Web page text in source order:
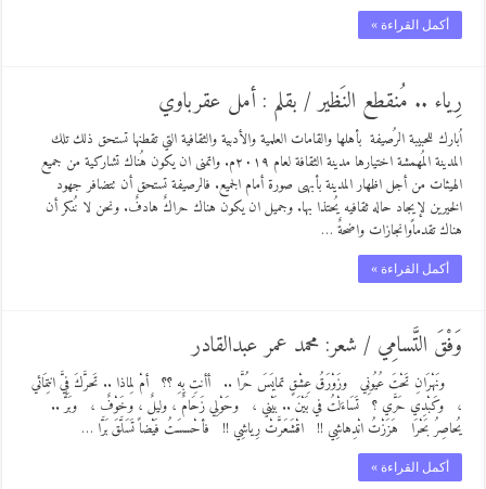
أكمل القراءة »
رِياء .. مُنقطع النَظير / بقلم : أمل عقرباوي
اُبارك للحبيبة الرُصيفة بأهلها والقامات العلمية والأدبية والثقافية التي تقطنها تستحق ذلك تلك
المدينة المُهمشة اختيارها مدينة الثقافة لعام ٢٠١٩م. واتمنى ان يكون هُناك تشاركية من جميع
الهيئات من أجل اظهار المدينة بأبهى صورة أمام الجميع. فالرصيفة تستحق أن تتضافر جهود
الخيرين لإيجاد حاله ثقافيه يُحتذا بها. وجميل ان يكون هناك حراكٌ هادفٌ. ونحن لا نُنكر أن
هناك تقدماًوانجازات واضحةٌ …
أكمل القراءة »
وَفْقَ التَّسامِي / شعر: محمد عمر عبدالقادر
ونَهْرَانِ تَحْتَ عُيُونِي وزَوْرَقُ عِشْقٍ تمايَسَ حُرَّا .. أأنتِ بِهِ ؟؟ أمْ لِماذا .. تَحرَّكَ فِيَّ انتِمَائي
، وكَبْدِي حَرَّي ؟ تَسَاءَلْتُ في بَيْنَ .. بَيْني ، وحَوْلِي زَحَامٌ ، وليلٌ ، وخَوْفٌ ، وبَرٌّ ..
يُحاصِرُ بَحْرَا هَزَزْتُ انْدِهاشِي !! اقْشَعَرَّتْ رِياشِي !! فأحْسسَتُ فَيْضاً تَسَلَّقَ بَرَّا …
أكمل القراءة »